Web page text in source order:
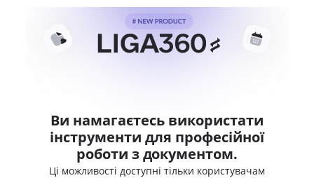
Ви намагаєтесь використати
інструменти для професійної
роботи з документом.
Ці можливості доступні тільки користувачам